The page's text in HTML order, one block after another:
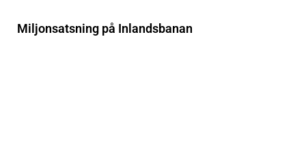
Miljonsatsning på Inlandsbanan